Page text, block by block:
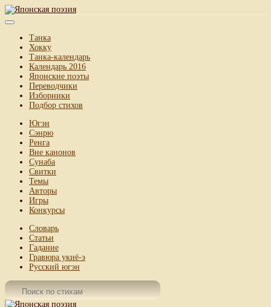
Танка
Хокку
Танка-календарь
Календарь 2016
Японские поэты
Переводчики
Изборники
Подбор стихов
Югэн
Сэнрю
Ренга
Вне канонов
Сунаба
Свитки
Темы
Авторы
Игры
Конкурсы
Словарь
Статьи
Гадание
Гравюра укиё-э
Русский югэн